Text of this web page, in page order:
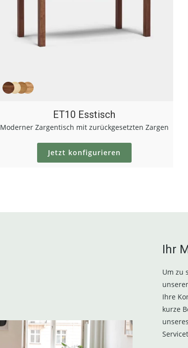
Ihr
Um zu
Ihre
kurze
ET10 Esstisch
Moderner Zargentisch mit zurückgesetzten Zargen
Jetzt konfigurieren